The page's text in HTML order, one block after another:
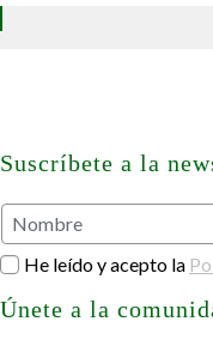
Suscríbete a la
He leído y acepto la
Únete a la